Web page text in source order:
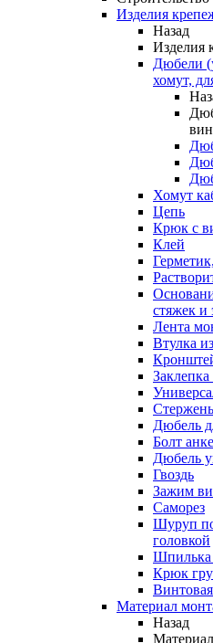
Изделия
Назад
Изделия
Дюбели
хомут,
Хомут
Цепь
Крюк с
Клей
стяжек и
Лента
Втулка
Заклепка
Дюбель
Болт
Дюбель
Гвоздь
Зажим
Саморез
Шуруп
головкой
Шпилька
Крюк
Материал
Назад